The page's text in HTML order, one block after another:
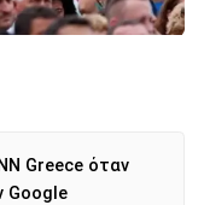
Greece όταν
Google